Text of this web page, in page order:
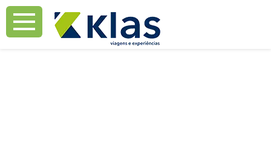
Mostrar Aviso